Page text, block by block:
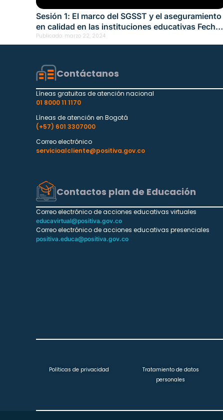
Sesión 1: El marco del SGSST y el aseguramiento
en calidad en las instituciones educativas Fecha:
Marzo 22, 2024
Publicado: marzo 22, 2024
Contáctanos
Líneas gratuitas de atención nacional
01 8000 11 1170
Líneas de atención en Bogotá
(+57) 601 3307000
Correo electrónico
servicioalcliente@positiva.gov.co
Contactos plan de Educación
Correo electrónico de acciones educativas virtuales
educavirtual@positiva.gov.co
Correo electrónico de acciones educativas presenciales
positiva.educa@positiva.gov.co
Políticas de privacidad
Tratamiento de datos
personales